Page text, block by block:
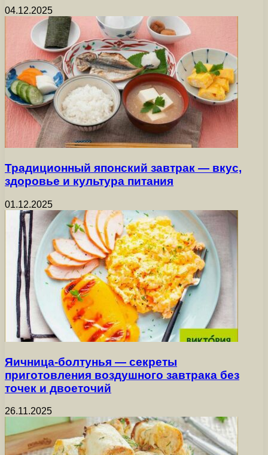
04.12.2025
Традиционный японский завтрак — вкус,
здоровье и культура питания
01.12.2025
Яичница-болтунья — секреты
приготовления воздушного завтрака без
точек и двоеточий
26.11.2025